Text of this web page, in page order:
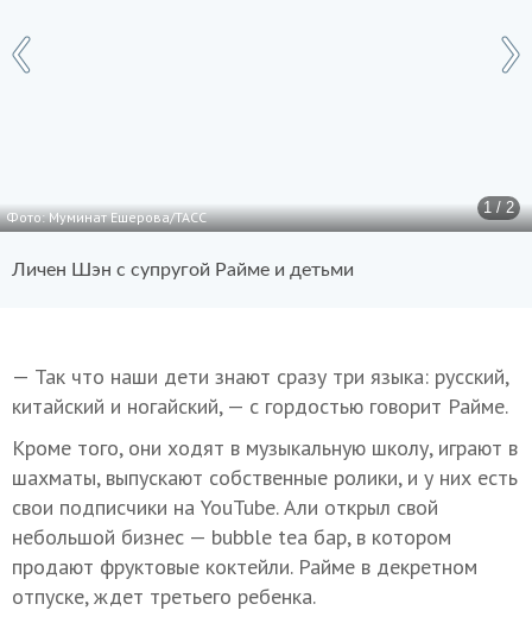
1 / 2
Фото: Муминат Ешерова/ТАСС
Личен Шэн с супругой Райме и детьми
— Так что наши дети знают сразу три языка: русский,
китайский и ногайский, — с гордостью говорит Райме.
Кроме того, они ходят в музыкальную школу, играют в
шахматы, выпускают собственные ролики, и у них есть
свои подписчики на YouTube. Али открыл свой
небольшой бизнес — bubble tea бар, в котором
продают фруктовые коктейли. Райме в декретном
отпуске, ждет третьего ребенка.